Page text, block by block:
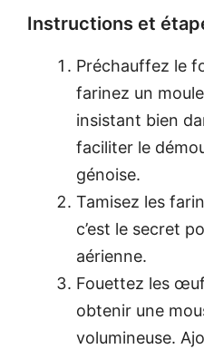
Instructions et
Préchauffez le
farinez un
insistant bien
faciliter le
génoise.
Tamisez les
c’est le secret
aérienne.
Fouettez les
obtenir une
volumineuse.